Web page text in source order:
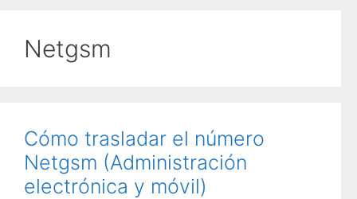
Netgsm
Cómo trasladar el número
Netgsm (Administración
electrónica y móvil)